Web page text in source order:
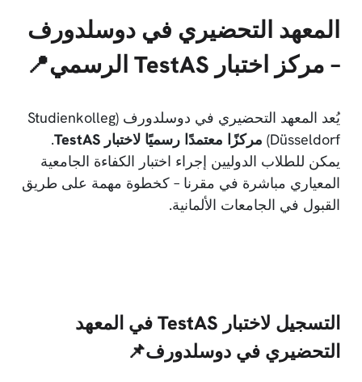
المعهد التحضيري في دوسلدورف
– مركز اختبار TestAS الرسمي
📍
يُعد المعهد التحضيري في دوسلدورف (Studienkolleg
Düsseldorf) مركزًا معتمدًا رسميًا لاختبار TestAS
.
يمكن للطلاب الدوليين إجراء اختبار الكفاءة الجامعية
المعياري مباشرة في مقرنا – كخطوة مهمة على طريق
القبول في الجامعات الألمانية.
التسجيل لاختبار TestAS في المعهد
التحضيري في دوسلدورف📌